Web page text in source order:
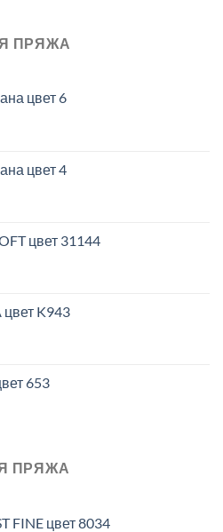
ПРЯЖА
цвет 6
цвет 4
цвет 31144
K943
653
ПРЯЖА
FINE цвет 8034